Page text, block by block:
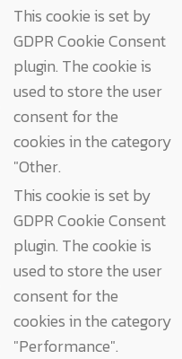
This cookie is set by
GDPR Cookie Consent
plugin. The cookie is
used to store the user
consent for the
cookies in the category
"Other.
This cookie is set by
GDPR Cookie Consent
plugin. The cookie is
used to store the user
consent for the
cookies in the category
"Performance".